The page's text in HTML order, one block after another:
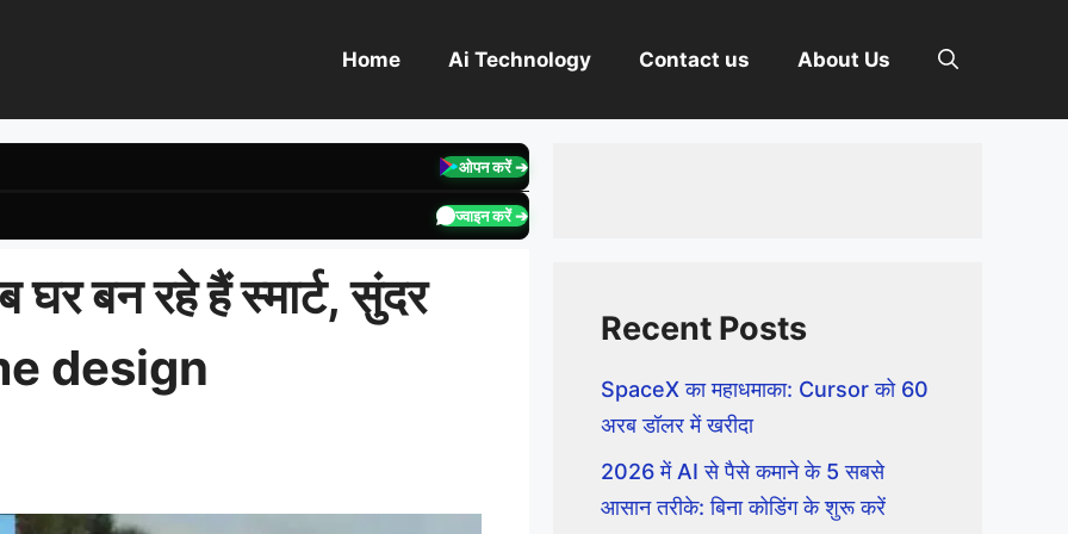
Home Ai Technology Contact us About Us
ओपन करें ➔
ज्वाइन करें ➔
बन रहे हैं स्मार्ट, सुंदर
design
Recent Posts
SpaceX का महाधमाका: Cursor को 60
अरब डॉलर में खरीदा
2026 में AI से पैसे कमाने के 5 सबसे
आसान तरीके: बिना कोडिंग के शुरू करें